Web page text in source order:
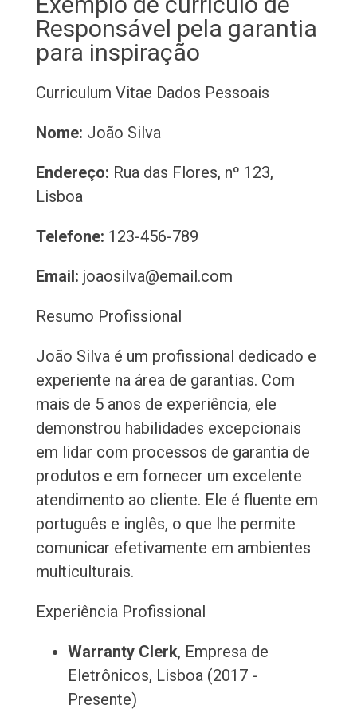
Responsável pela garantia
para inspiração
Curriculum Vitae Dados Pessoais
Nome: João Silva
Endereço: Rua das Flores, nº 123,
Lisboa
Telefone: 123-456-789
Email: joaosilva@email.com
Resumo Profissional
João Silva é um profissional dedicado e
experiente na área de garantias. Com
mais de 5 anos de experiência, ele
demonstrou habilidades excepcionais
em lidar com processos de garantia de
produtos e em fornecer um excelente
atendimento ao cliente. Ele é fluente em
português e inglês, o que lhe permite
comunicar efetivamente em ambientes
multiculturais.
Experiência Profissional
Warranty Clerk, Empresa de
Eletrônicos, Lisboa (2017 -
Presente)